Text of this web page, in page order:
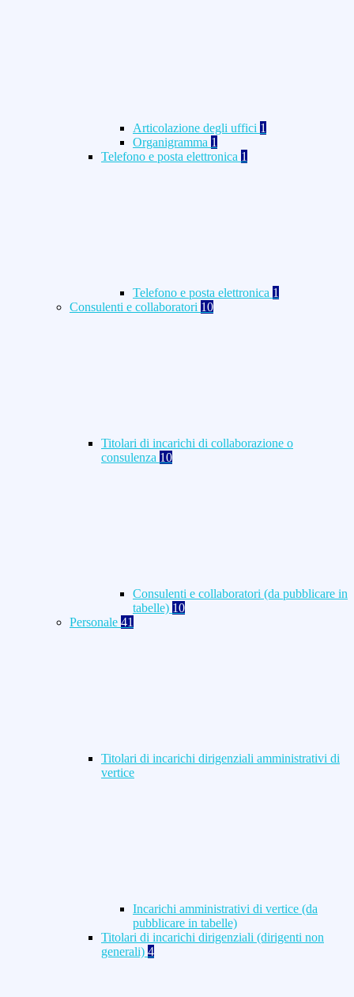
Articolazione degli uffici 1
Organigramma 1
Telefono e posta elettronica 1
Telefono e posta elettronica 1
Consulenti e collaboratori 10
Titolari di incarichi di collaborazione o
consulenza 10
Consulenti e collaboratori (da pubblicare in
tabelle) 10
Personale 41
Titolari di incarichi dirigenziali amministrativi di
vertice
Incarichi amministrativi di vertice (da
pubblicare in tabelle)
Titolari di incarichi dirigenziali (dirigenti non
generali) 4